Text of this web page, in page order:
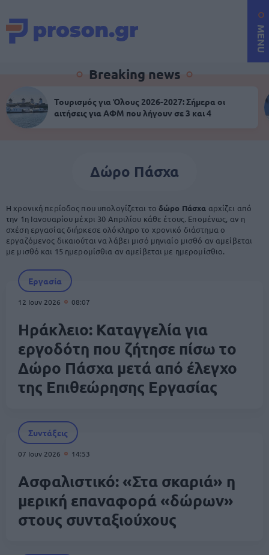
MENU
Breaking news
Τουρισμός για Όλους 2026-2027: Σήμερα οι
αιτήσεις για ΑΦΜ που λήγουν σε 3 και 4
Δώρο Πάσχα
Η χρονική περίοδος που υπολογίζεται το δώρο Πάσχα αρχίζει από
την 1η Ιανουαρίου μέχρι 30 Απριλίου κάθε έτους. Επομένως, αν η
σχέση εργασίας διήρκεσε ολόκληρο το χρονικό διάστημα ο
εργαζόμενος δικαιούται να λάβει μισό μηνιαίο μισθό αν αμείβεται
με μισθό και 15 ημερομίσθια αν αμείβεται με ημερομίσθιο.
Εργασία
12 Ιουν 2026 08:07
Ηράκλειο: Καταγγελία για
εργοδότη που ζήτησε πίσω το
Δώρο Πάσχα μετά από έλεγχο
της Επιθεώρησης Εργασίας
Συντάξεις
07 Ιουν 2026 14:53
Ασφαλιστικό: «Στα σκαριά» η
μερική επαναφορά «δώρων»
στους συνταξιούχους